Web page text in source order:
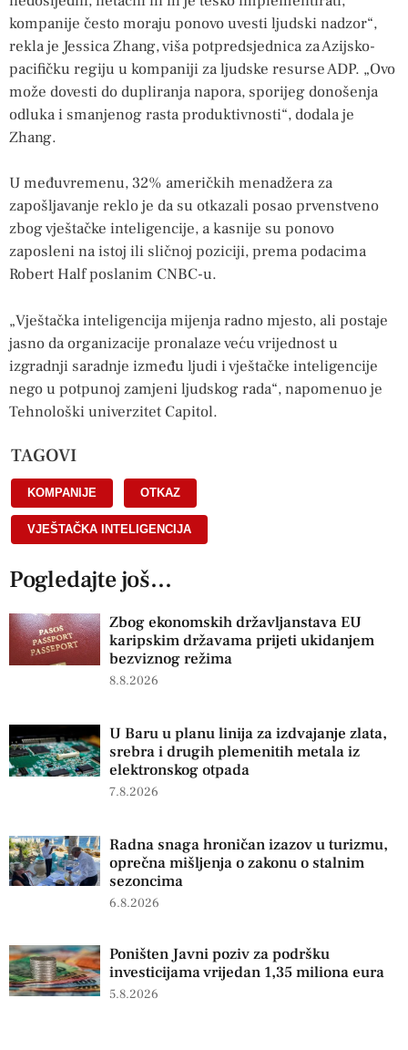
kompanije često moraju ponovo uvesti ljudski nadzor“,
rekla je Jessica Zhang, viša potpredsjednica za Azijsko-
pacifičku regiju u kompaniji za ljudske resurse ADP. „Ovo
može dovesti do dupliranja napora, sporijeg donošenja
odluka i smanjenog rasta produktivnosti“, dodala je
Zhang.
U međuvremenu, 32% američkih menadžera za
zapošljavanje reklo je da su otkazali posao prvenstveno
zbog vještačke inteligencije, a kasnije su ponovo
zaposleni na istoj ili sličnoj poziciji, prema podacima
Robert Half poslanim CNBC-u.
„Vještačka inteligencija mijenja radno mjesto, ali postaje
jasno da organizacije pronalaze veću vrijednost u
izgradnji saradnje između ljudi i vještačke inteligencije
nego u potpunoj zamjeni ljudskog rada“, napomenuo je
Tehnološki univerzitet Capitol.
TAGOVI
KOMPANIJE OTKAZ
VJEŠTAČKA INTELIGENCIJA
Pogledajte još...
Zbog ekonomskih državljanstava EU
karipskim državama prijeti ukidanjem
bezviznog režima
8.8.2026
U Baru u planu linija za izdvajanje zlata,
srebra i drugih plemenitih metala iz
elektronskog otpada
7.8.2026
Radna snaga hroničan izazov u turizmu,
oprečna mišljenja o zakonu o stalnim
sezoncima
6.8.2026
Poništen Javni poziv za podršku
investicijama vrijedan 1,35 miliona eura
5.8.2026